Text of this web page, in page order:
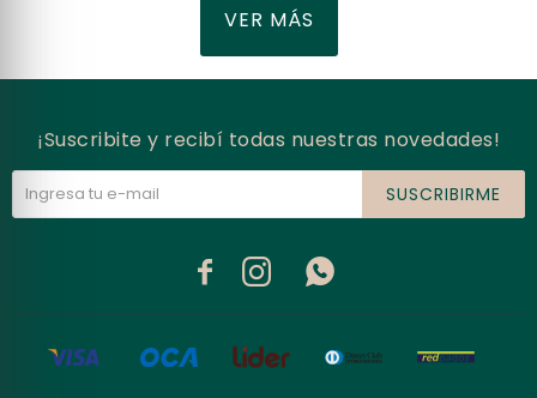
VER MÁS
¡Suscribite y recibí todas nuestras novedades!
SUSCRIBIRME
  